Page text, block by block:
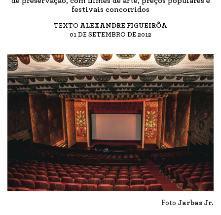
festivais concorridos
TEXTO ALEXANDRE FIGUEIRÔA
01 DE SETEMBRO DE 2012
Foto Jarbas Jr.